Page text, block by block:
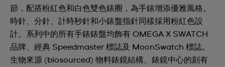
節，配搭粉紅色和白色雙色錶圈，為手錶增添優雅風格。
時針、分針、計時秒針和小錶盤指針同樣採用粉紅色設
計。系列中的所有手錶錶盤均飾有 OMEGA X SWATCH
品牌、經典 Speedmaster 標誌及 MoonSwatch 標誌。
生物來源 (biosourced) 物料錶鏡結構、錶鏡中心的刻有